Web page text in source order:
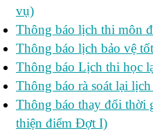
vụ)
Thông báo lịch thi môn
Thông báo lịch bảo vệ
Thông báo Lịch thi học
Thông báo rà soát lại
Thông báo thay đổi thời
thiện điểm Đợt I)